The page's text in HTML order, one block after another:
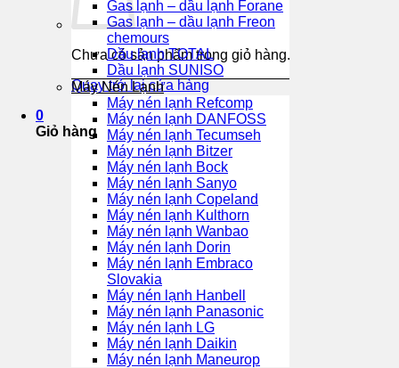
Chưa có sản phẩm trong giỏ hàng.
Quay trở lại cửa hàng
0
Giỏ hàng
Gas lạnh – dầu lạnh Forane
Gas lạnh – dầu lạnh Freon
chemours
Dầu lạnh TOTAL
Dầu lạnh SUNISO
Máy Nén Lạnh
Máy nén lạnh Refcomp
Máy nén lạnh DANFOSS
Máy nén lạnh Tecumseh
Máy nén lạnh Bitzer
Máy nén lạnh Bock
Máy nén lạnh Sanyo
Máy nén lạnh Copeland
Máy nén lạnh Kulthorn
Máy nén lạnh Wanbao
Máy nén lạnh Dorin
Máy nén lạnh Embraco
Slovakia
Máy nén lạnh Hanbell
Máy nén lạnh Panasonic
Máy nén lạnh LG
Máy nén lạnh Daikin
Máy nén lạnh Maneurop